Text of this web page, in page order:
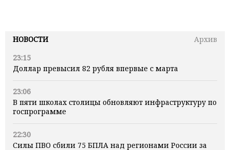
НОВОСТИ
Архив
23:15
Доллар превысил 82 рубля впервые с марта
23:06
В пяти школах столицы обновляют инфраструктуру по
госпрограмме
22:30
Силы ПВО сбили 75 БПЛА над регионами России за